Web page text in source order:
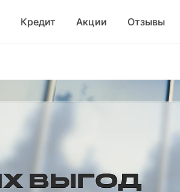
Кредит Акции Отзывы